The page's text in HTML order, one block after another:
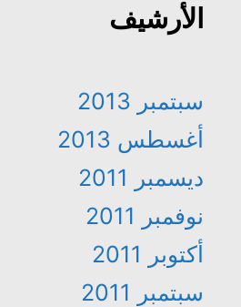
الأرشيف
سبتمبر 2013
أغسطس 2013
ديسمبر 2011
نوفمبر 2011
أكتوبر 2011
سبتمبر 2011